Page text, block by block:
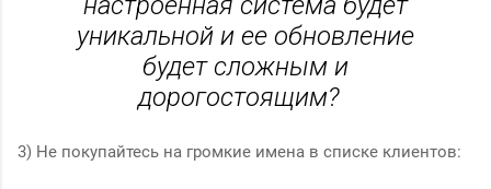
уникальной и ее обновление
будет сложным и
дорогостоящим?
3) Не покупайтесь на громкие имена в списке клиентов: